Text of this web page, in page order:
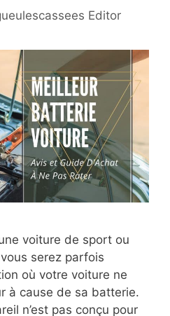
Editor
voiture de sport ou
serez parfois
où votre voiture ne
à cause de sa batterie.
n’est pas conçu pour